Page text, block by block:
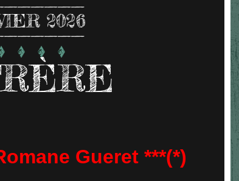
2026
Gueret ***(*)